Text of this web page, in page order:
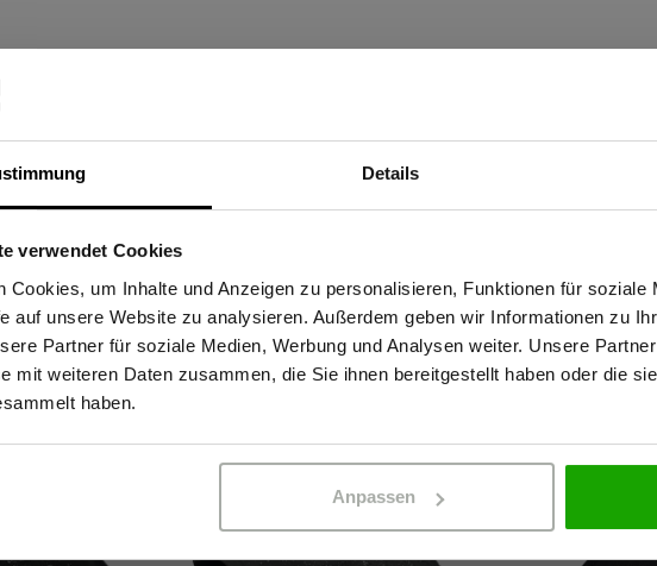
Details
verwendet Cookies
Cookies, um Inhalte und Anzeigen zu personalisieren, Funktionen für soziale
auf unsere Website zu analysieren. Außerdem geben wir Informationen zu
Partner für soziale Medien, Werbung und Analysen weiter. Unsere
mit weiteren Daten zusammen, die Sie ihnen bereitgestellt haben oder die
haben.
Anpassen
1, 86830 Schwabmünchen,
Sind Sie Gewerbetreibender?
Ich bestätige, dass ich Gewerbetreibender bin. Alle Preise werden netto
GEWERBETREIBENDER PRIVATPERSON